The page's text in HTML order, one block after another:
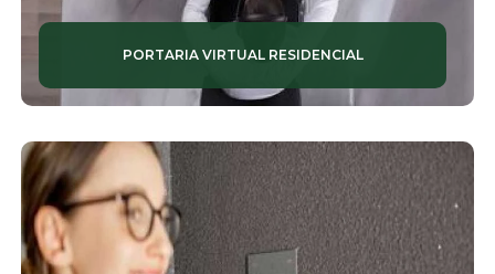
PORTARIAS ELETRÔNICAS
PORTARIAS INTELIGENTES
PORTARIAS REMOTAS
PORTARIAS TERCEIRIZADAS
PORTARIAS VIRTUAIS
PORTEIRO DE PRÉDIO
PORTARIA VIRTUAL RESIDENCIAL